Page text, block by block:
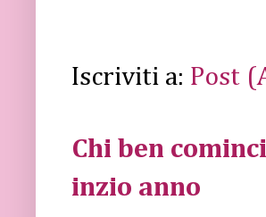
Iscriviti a: Post
Chi ben
inzio anno